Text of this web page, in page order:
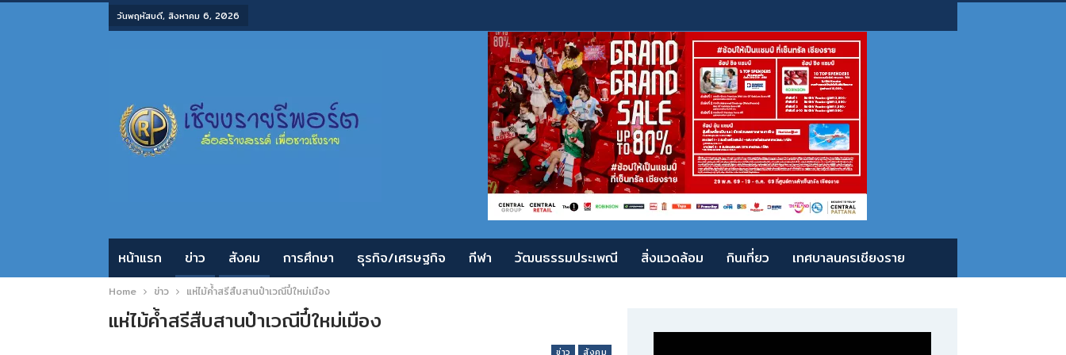
วันพฤหัสบดี, สิงหาคม 6, 2026
หน้าแรก ข่าว สังคม การศึกษา ธุรกิจ/เศรษฐกิจ กีฬา วัฒนธรรมประเพณี สิ่งแวดล้อม กินเที่ยว เทศบาลนครเชียงราย
Home ข่าว
ข่าว สังคม